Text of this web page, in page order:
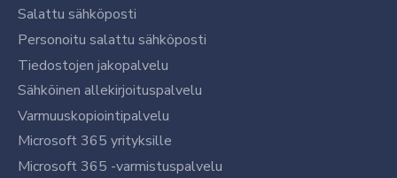
Salattu sähköposti
Personoitu salattu sähköposti
Tiedostojen jakopalvelu
Sähköinen allekirjoituspalvelu
Varmuuskopiointipalvelu
Microsoft 365 yrityksille
Microsoft 365 -varmistuspalvelu